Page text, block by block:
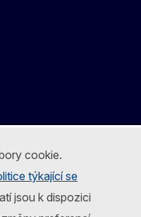
cookie.
týkající se
jsou k dispozici